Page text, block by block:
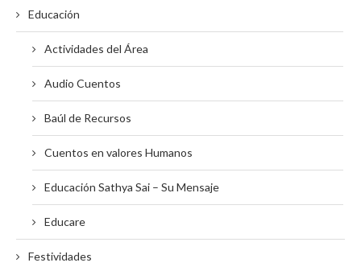
Educación
Actividades del Área
Audio Cuentos
Baúl de Recursos
Cuentos en valores Humanos
Educación Sathya Sai – Su Mensaje
Educare
Festividades